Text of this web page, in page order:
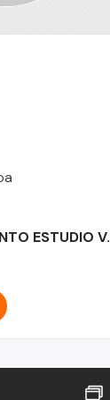
ESTUDIO V.